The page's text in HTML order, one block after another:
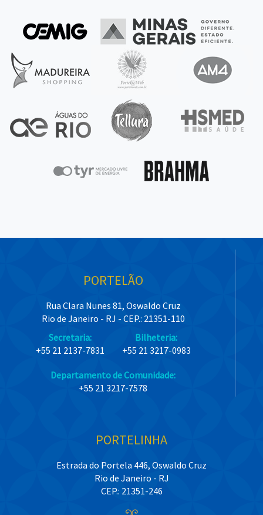
PORTELÃO
Rua Clara Nunes 81, Oswaldo Cruz
Rio de Janeiro - RJ - CEP.: 21351-110
Secretaria:
+55 21 2137-7831
Bilheteria:
+55 21 3217-0983
Departamento de Comunidade:
+55 21 3217-7578
PORTELINHA
Estrada do Portela 446, Oswaldo Cruz
Rio de Janeiro - RJ
CEP.: 21351-246